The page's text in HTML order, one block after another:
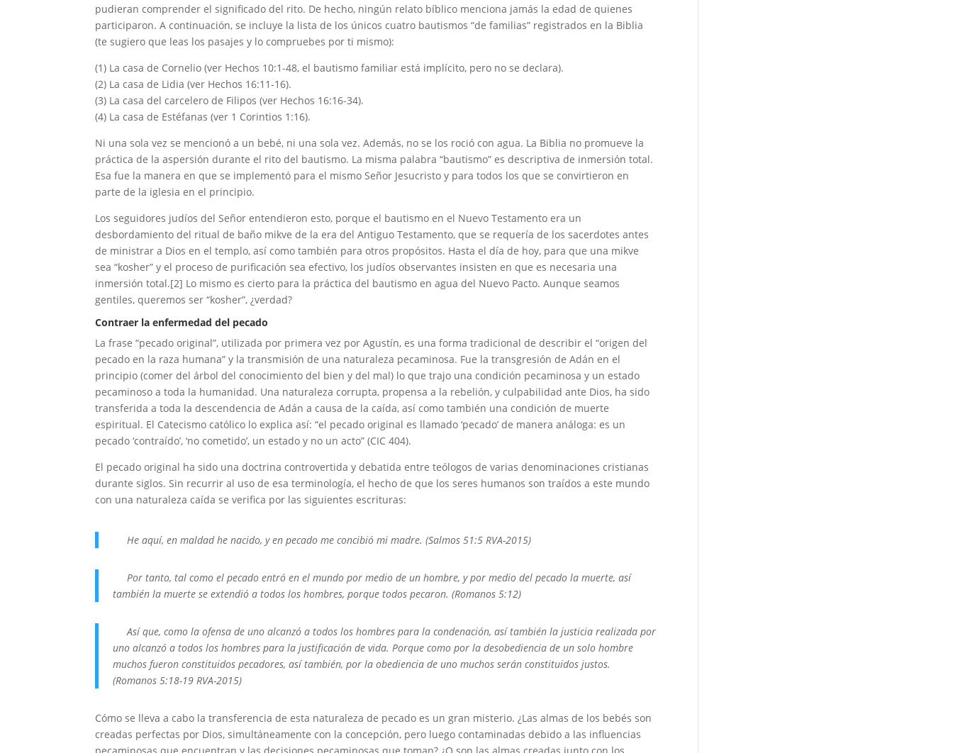
pudieran comprender el significado del rito. De hecho, ningún relato bíblico menciona jamás la edad de quienes
participaron. A continuación, se incluye la lista de los únicos cuatro bautismos “de familias” registrados en la Biblia
(te sugiero que leas los pasajes y lo compruebes por ti mismo):
(1) La casa de Cornelio (ver Hechos 10:1-48, el bautismo familiar está implícito, pero no se declara).
(2) La casa de Lidia (ver Hechos 16:11-16).
(3) La casa del carcelero de Filipos (ver Hechos 16:16-34).
(4) La casa de Estéfanas (ver 1 Corintios 1:16).
Ni una sola vez se mencionó a un bebé, ni una sola vez. Además, no se los roció con agua. La Biblia no promueve la
práctica de la aspersión durante el rito del bautismo. La misma palabra “bautismo” es descriptiva de inmersión total.
Esa fue la manera en que se implementó para el mismo Señor Jesucristo y para todos los que se convirtieron en
parte de la iglesia en el principio.
Los seguidores judíos del Señor entendieron esto, porque el bautismo en el Nuevo Testamento era un
desbordamiento del ritual de baño mikve de la era del Antiguo Testamento, que se requería de los sacerdotes antes
de ministrar a Dios en el templo, así como también para otros propósitos. Hasta el día de hoy, para que una mikve
sea “kosher” y el proceso de purificación sea efectivo, los judíos observantes insisten en que es necesaria una
inmersión total.[2] Lo mismo es cierto para la práctica del bautismo en agua del Nuevo Pacto. Aunque seamos
gentiles, queremos ser “kosher”, ¿verdad?
Contraer la enfermedad del pecado
La frase “pecado original”, utilizada por primera vez por Agustín, es una forma tradicional de describir el “origen del
pecado en la raza humana” y la transmisión de una naturaleza pecaminosa. Fue la transgresión de Adán en el
principio (comer del árbol del conocimiento del bien y del mal) lo que trajo una condición pecaminosa y un estado
pecaminoso a toda la humanidad. Una naturaleza corrupta, propensa a la rebelión, y culpabilidad ante Dios, ha sido
transferida a toda la descendencia de Adán a causa de la caída, así como también una condición de muerte
espiritual. El Catecismo católico lo explica así: “el pecado original es llamado ‘pecado’ de manera análoga: es un
pecado ‘contraído’, ‘no cometido’, un estado y no un acto” (CIC 404).
El pecado original ha sido una doctrina controvertida y debatida entre teólogos de varias denominaciones cristianas
durante siglos. Sin recurrir al uso de esa terminología, el hecho de que los seres humanos son traídos a este mundo
con una naturaleza caída se verifica por las siguientes escrituras:
He aquí, en maldad he nacido, y en pecado me concibió mi madre. (Salmos 51:5 RVA-2015)
Por tanto, tal como el pecado entró en el mundo por medio de un hombre, y por medio del pecado la muerte, así
también la muerte se extendió a todos los hombres, porque todos pecaron. (Romanos 5:12)
Así que, como la ofensa de uno alcanzó a todos los hombres para la condenación, así también la justicia realizada por
uno alcanzó a todos los hombres para la justificación de vida. Porque como por la desobediencia de un solo hombre
muchos fueron constituidos pecadores, así también, por la obediencia de uno muchos serán constituidos justos.
(Romanos 5:18-19 RVA-2015)
Cómo se lleva a cabo la transferencia de esta naturaleza de pecado es un gran misterio. ¿Las almas de los bebés son
creadas perfectas por Dios, simultáneamente con la concepción, pero luego contaminadas debido a las influencias